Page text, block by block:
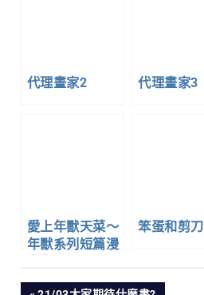
代理畫家2 代理畫家3
愛上年獸天菜～
年獸系列短篇漫
笨蛋和剪刀